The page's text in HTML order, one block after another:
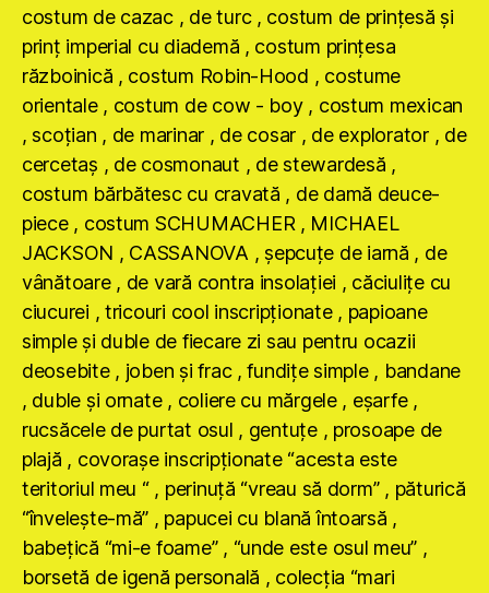
costum de cazac , de turc , costum de prinţesă şi
prinţ imperial cu diademă , costum prinţesa
războinică , costum Robin-Hood , costume
orientale , costum de cow - boy , costum mexican
, scoţian , de marinar , de cosar , de explorator , de
cercetaş , de cosmonaut , de stewardesă ,
costum bărbătesc cu cravată , de damă deuce-
piece , costum SCHUMACHER , MICHAEL
JACKSON , CASSANOVA , şepcuţe de iarnă , de
vânătoare , de vară contra insolaţiei , căciuliţe cu
ciucurei , tricouri cool inscripţionate , papioane
simple şi duble de fiecare zi sau pentru ocazii
deosebite , joben şi frac , fundiţe simple , bandane
, duble şi ornate , coliere cu mărgele , eşarfe ,
rucsăcele de purtat osul , gentuţe , prosoape de
plajă , covoraşe inscripţionate “acesta este
teritoriul meu “ , perinuţă “vreau să dorm” , păturică
“înveleşte-mă” , papucei cu blană întoarsă ,
babeţică “mi-e foame” , “unde este osul meu” ,
borsetă de igenă personală , colecţia “mari